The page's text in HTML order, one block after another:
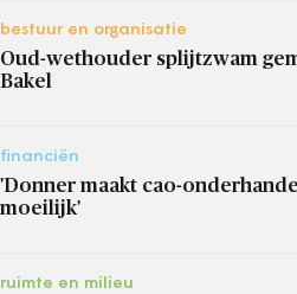
bestuur en organisatie
Oud-wethouder splijtzwam
Bakel
financiën
'Donner maakt cao-
moeilijk'
ruimte en milieu